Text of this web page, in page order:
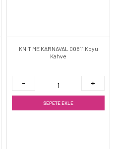
KNIT ME KARNAVAL 00811 Koyu
Kahve
SEPETE EKLE